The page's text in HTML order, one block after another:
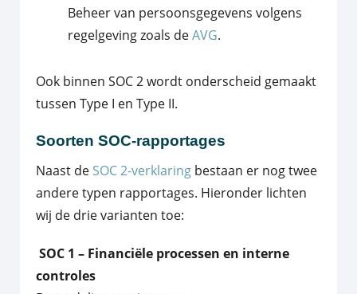
Beheer van persoonsgegevens volgens
regelgeving zoals deAVG.
Ook binnen SOC 2 wordt onderscheid gemaakt
tussen Type I en Type II.
Soorten SOC-rapportages
Naast de SOC 2-verklaring bestaan er nog twee
andere typen rapportages. Hieronder lichten
wij de drie varianten toe:
SOC 1 – Financiële processen en interne
controles